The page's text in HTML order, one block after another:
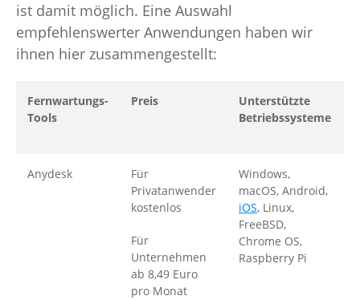
ist damit möglich. Eine Auswahl
empfehlenswerter Anwendungen haben wir
ihnen hier zusammengestellt:
Fernwartungs-
Tools
Preis
Unterstützte
Betriebssysteme
Anydesk
Für
Privatanwender
kostenlos
Für
Unternehmen
ab 8,49 Euro
pro Monat
Windows,
macOS, Android,
iOS, Linux,
FreeBSD,
Chrome OS,
Raspberry Pi